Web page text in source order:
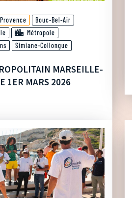
Bouc-Bel-Air
Métropole
Simiane-Collongue
MARSEILLE-
1ER MARS 2026